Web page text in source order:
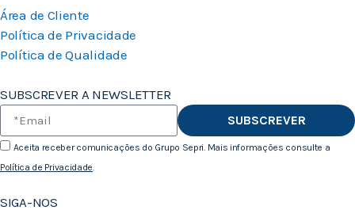
Área de Cliente
Política de Privacidade
Política de Qualidade
SUBSCREVER A NEWSLETTER
Aceita receber comunicações do Grupo Sepri. Mais informações consulte a
Política de Privacidade
SUBSCREVER
SIGA-NOS